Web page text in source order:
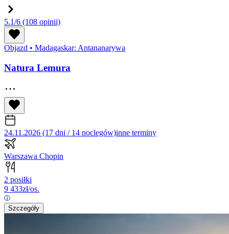
5.1/6 (108 opinii)
Objazd • Madagaskar: Antananarywa
Natura Lemura
24.11.2026 (17 dni / 14 noclegów)inne terminy
Warszawa Chopin
2 posiłki
9 433zł/os.
Szczegóły